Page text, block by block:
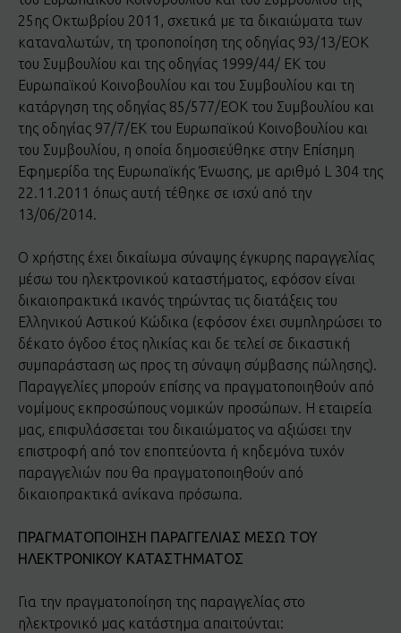
25ης Οκτωβρίου 2011, σχετικά με τα δικαιώματα των
καταναλωτών, τη τροποποίηση της οδηγίας 93/13/ΕΟΚ
του Συμβουλίου και της οδηγίας 1999/44/ ΕΚ του
Ευρωπαϊκού Κοινοβουλίου και του Συμβουλίου και τη
κατάργηση της οδηγίας 85/577/ΕΟΚ του Συμβουλίου και
της οδηγίας 97/7/ΕΚ του Ευρωπαϊκού Κοινοβουλίου και
του Συμβουλίου, η οποία δημοσιεύθηκε στην Επίσημη
Εφημερίδα της Ευρωπαϊκής Ένωσης, με αριθμό L 304 της
22.11.2011 όπως αυτή τέθηκε σε ισχύ από την
13/06/2014.
Ο χρήστης έχει δικαίωμα σύναψης έγκυρης παραγγελίας
μέσω του ηλεκτρονικού καταστήματος, εφόσον είναι
δικαιοπρακτικά ικανός τηρώντας τις διατάξεις του
Ελληνικού Αστικού Κώδικα (εφόσον έχει συμπληρώσει το
δέκατο όγδοο έτος ηλικίας και δε τελεί σε δικαστική
συμπαράσταση ως προς τη σύναψη σύμβασης πώλησης).
Παραγγελίες μπορούν επίσης να πραγματοποιηθούν από
νομίμους εκπροσώπους νομικών προσώπων. Η εταιρεία
μας, επιφυλάσσεται του δικαιώματος να αξιώσει την
επιστροφή από τον εποπτεύοντα ή κηδεμόνα τυχόν
παραγγελιών που θα πραγματοποιηθούν από
δικαιοπρακτικά ανίκανα πρόσωπα.
ΠΡΑΓΜΑΤΟΠΟΙΗΣΗ ΠΑΡΑΓΓΕΛΙΑΣ ΜΕΣΩ ΤΟΥ
ΗΛΕΚΤΡΟΝΙΚΟΥ ΚΑΤΑΣΤΗΜΑΤΟΣ
Για την πραγματοποίηση της παραγγελίας στο
ηλεκτρονικό μας κατάστημα απαιτούνται: